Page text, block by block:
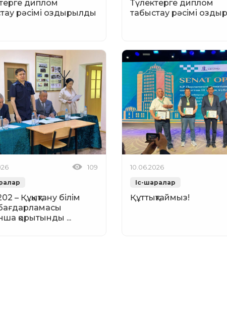
диплом
рәсімі оздырылды
Түлектерге диплом
табыстау рәсімі
109
– Құқықтану білім
қорытынды ...
10.06.2026
Іс-шаралар
Құттықтаймыз!